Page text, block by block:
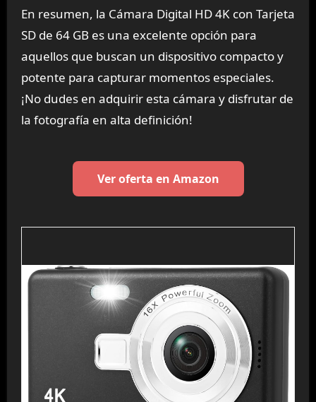
En resumen, la Cámara Digital HD 4K con Tarjeta
SD de 64 GB es una excelente opción para
aquellos que buscan un dispositivo compacto y
potente para capturar momentos especiales.
¡No dudes en adquirir esta cámara y disfrutar de
la fotografía en alta definición!
Ver oferta en Amazon